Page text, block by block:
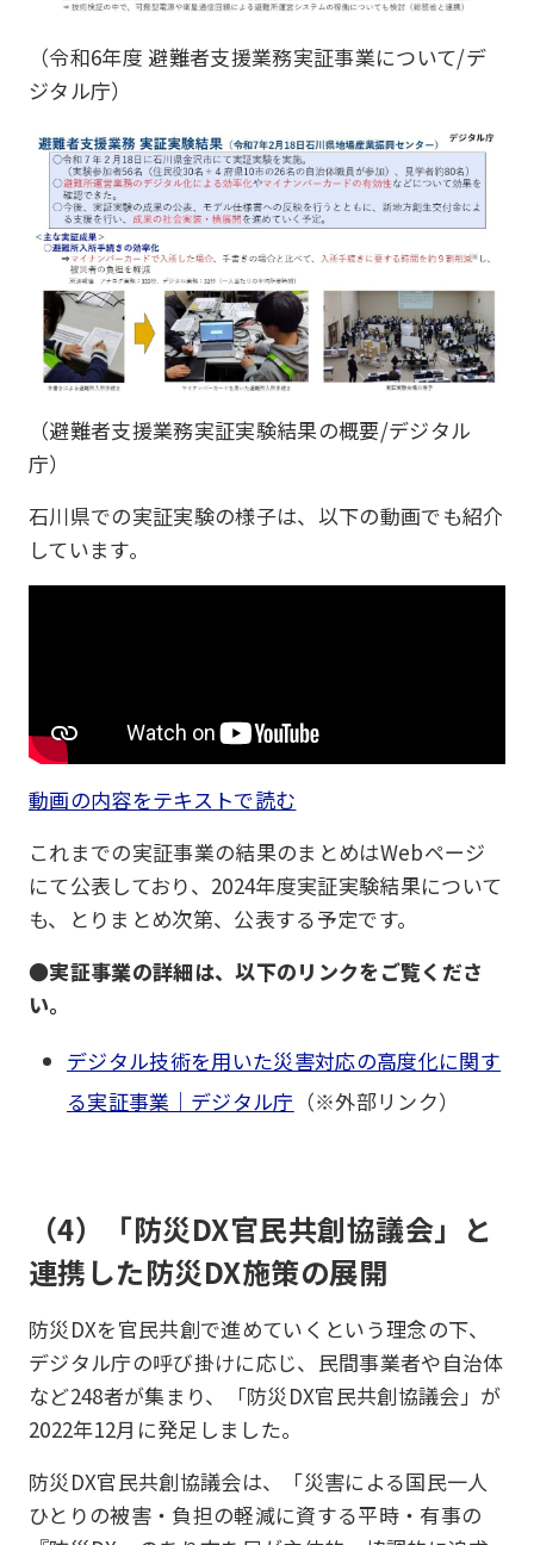
（令和6年度 避難者支援業務実証事業について/デ
ジタル庁）
（避難者支援業務実証実験結果の概要/デジタル
庁）
石川県での実証実験の様子は、以下の動画でも紹介
しています。
動画の内容をテキストで読む
これまでの実証事業の結果のまとめはWebページ
にて公表しており、2024年度実証実験結果について
も、とりまとめ次第、公表する予定です。
●実証事業の詳細は、以下のリンクをご覧くださ
い。
デジタル技術を用いた災害対応の高度化に関す
る実証事業｜デジタル庁 （※外部リンク）
（4）「防災DX官民共創協議会」と
連携した防災DX施策の展開
防災DXを官民共創で進めていくという理念の下、
デジタル庁の呼び掛けに応じ、民間事業者や自治体
など248者が集まり、「防災DX官民共創協議会」が
2022年12月に発足しました。
防災DX官民共創協議会は、「災害による国民一人
ひとりの被害・負担の軽減に資する平時・有事の